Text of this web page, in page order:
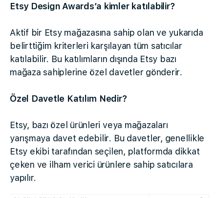
Etsy Design Awards’a kimler katılabilir?
Aktif bir Etsy mağazasına sahip olan ve yukarıda
belirttiğim kriterleri karşılayan tüm satıcılar
katılabilir. Bu katılımların dışında Etsy bazı
mağaza sahiplerine özel davetler gönderir.
Özel Davetle Katılım Nedir?
Etsy, bazı özel ürünleri veya mağazaları
yarışmaya davet edebilir. Bu davetler, genellikle
Etsy ekibi tarafından seçilen, platformda dikkat
çeken ve ilham verici ürünlere sahip satıcılara
yapılır.